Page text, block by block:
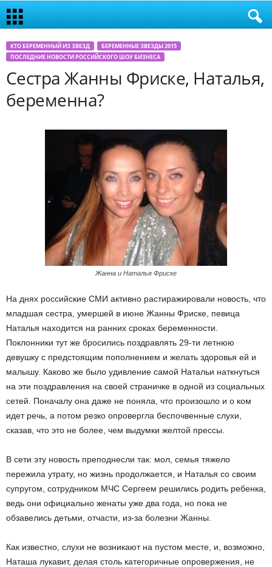
КТО БЕРЕМЕННЫЙ ИЗ ЗВЕЗД
БЕРЕМЕННЫЕ ЗВЕЗДЫ 2015
ПОСЛЕДНИЕ НОВОСТИ РОССИЙСКОГО ШОУ БИЗНЕСА
Сестра Жанны Фриске, Наталья,
беременна?
Жанна и Наталья Фриске
На днях российские СМИ активно растиражировали новость, что
младшая сестра, умершей в июне Жанны Фриске, певица
Наталья находится на ранних сроках беременности.
Поклонники тут же бросились поздравлять 29-ти летнюю
девушку с предстоящим пополнением и желать здоровья ей и
малышу. Каково же было удивление самой Натальи наткнуться
на эти поздравления на своей страничке в одной из социальных
сетей. Поначалу она даже не поняла, что произошло и о ком
идет речь, а потом резко опровергла беспочвенные слухи,
сказав, что это не более, чем выдумки желтой прессы.
В сети эту новость преподнесли так: мол, семья тяжело
пережила утрату, но жизнь продолжается, и Наталья со своим
супругом, сотрудником МЧС Сергеем решились родить ребенка,
ведь они официально женаты уже два года, но пока не
обзавелись детьми, отчасти, из-за болезни Жанны.
Как известно, слухи не возникают на пустом месте, и, возможно,
Наташа лукавит, делая столь категоричные опровержения, не